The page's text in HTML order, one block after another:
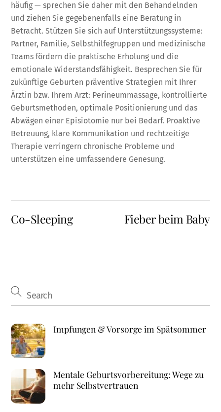
häufig — sprechen Sie daher mit den Behandelnden
und ziehen Sie gegebenenfalls eine Beratung in
Betracht. Stützen Sie sich auf Unterstützungssysteme:
Partner, Familie, Selbsthilfegruppen und medizinische
Teams fördern die praktische Erholung und die
emotionale Widerstandsfähigkeit. Besprechen Sie für
zukünftige Geburten präventive Strategien mit Ihrer
Ärztin bzw. Ihrem Arzt: Perineummassage, kontrollierte
Geburtsmethoden, optimale Positionierung und das
Abwägen einer Episiotomie nur bei Bedarf. Proaktive
Betreuung, klare Kommunikation und rechtzeitige
Therapie verringern chronische Probleme und
unterstützen eine umfassendere Genesung.
Co-Sleeping Fieber beim Baby
Impfungen & Vorsorge im Spätsommer
Mentale Geburtsvorbereitung: Wege zu
mehr Selbstvertrauen